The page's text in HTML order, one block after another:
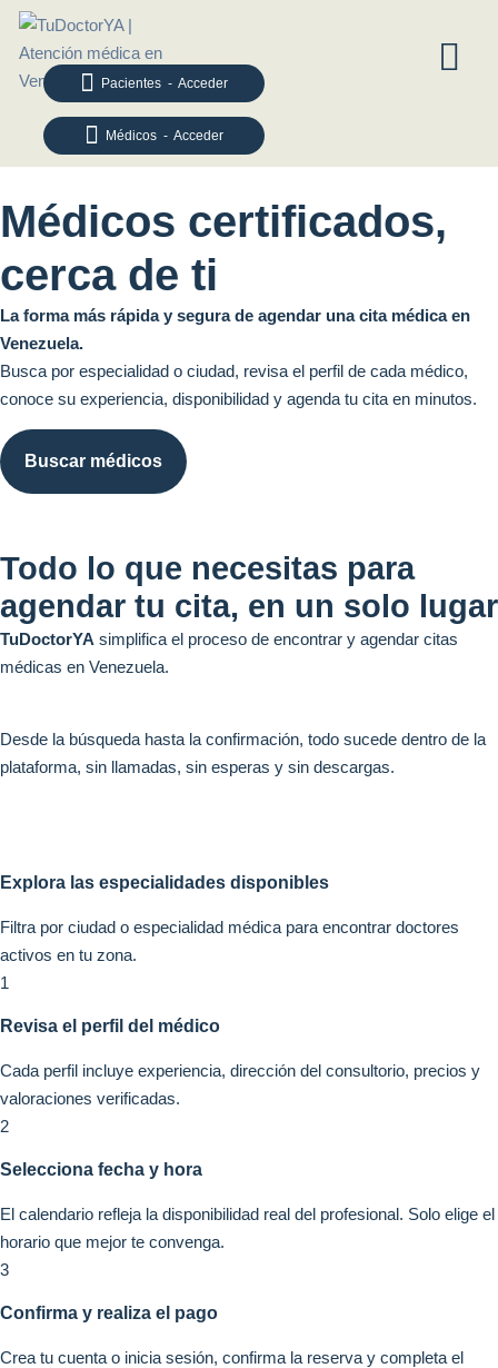
Médicos - Acceder
Pacientes - Acceder
Médicos certificados,
cerca de ti
La forma más rápida y segura de agendar una cita médica en
Venezuela.
Busca por especialidad o ciudad, revisa el perfil de cada médico,
conoce su experiencia, disponibilidad y agenda tu cita en minutos.
Buscar médicos
Todo lo que necesitas para
agendar tu cita, en un solo lugar
TuDoctorYA simplifica el proceso de encontrar y agendar citas
médicas en Venezuela.
Desde la búsqueda hasta la confirmación, todo sucede dentro de la
plataforma, sin llamadas, sin esperas y sin descargas.
Explora las especialidades disponibles
Filtra por ciudad o especialidad médica para encontrar doctores
activos en tu zona.
1
Revisa el perfil del médico
Cada perfil incluye experiencia, dirección del consultorio, precios y
valoraciones verificadas.
2
Selecciona fecha y hora
El calendario refleja la disponibilidad real del profesional. Solo elige el
horario que mejor te convenga.
3
Confirma y realiza el pago
Crea tu cuenta o inicia sesión, confirma la reserva y completa el